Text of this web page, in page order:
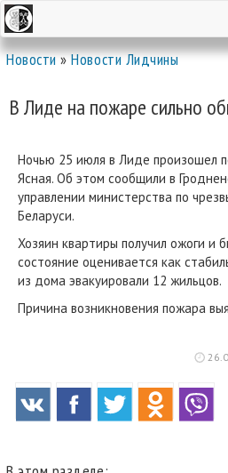
Новости»Новости Лидчины
В Лиде на пожаре сильно
Ночью 25 июля в Лиде произошел
Ясная. Об этом сообщили в
управлении министерства по
Беларуси.
Хозяин квартиры получил ожоги и
состояние оценивается как
из дома эвакуировали 12 жильцов.
Причина возникновения пожара